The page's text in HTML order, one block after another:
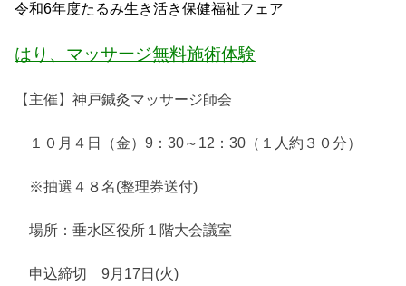
令和6年度たるみ生き活き保健福祉フェア
はり、マッサージ無料施術体験
【主催】神戸鍼灸マッサージ師会
１０月４日（金）9：30～12：30（１人約３０分）
※抽選４８名(整理券送付)
場所：垂水区役所１階大会議室
申込締切 9月17日(火)